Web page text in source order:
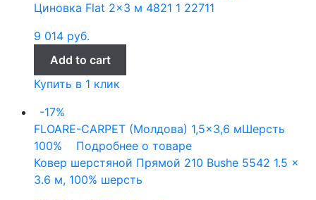
Циновка Flat 2×3 м 4821 1 22711
9 014 руб.
Add to cart
Купить в 1 клик
-17%
FLOARE-CARPET (Молдова) 1,5x3,6 мШерсть
100%
Подробнее о товаре
Ковер шерстяной Прямой 210 Bushe 5542 1.5 x
3.6 м, 100% шерсть